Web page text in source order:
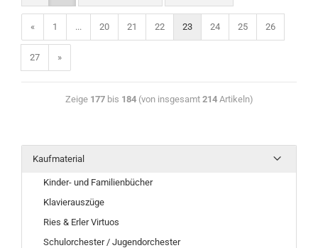
« 1 ... 20 21 22 23 24 25 26
27 »
Zeige 177bis 184(von insgesamt 214Artikeln)
Kaufmaterial
Kinder- und Familienbücher
Klavierauszüge
Ries & Erler Virtuos
Schulorchester / Jugendorchester